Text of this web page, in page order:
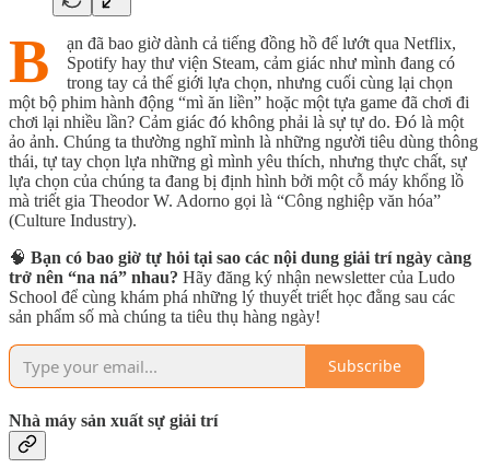
B
ạn đã bao giờ dành cả tiếng đồng hồ để lướt qua Netflix,
Spotify hay thư viện Steam, cảm giác như mình đang có
trong tay cả thế giới lựa chọn, nhưng cuối cùng lại chọn
một bộ phim hành động “mì ăn liền” hoặc một tựa game đã chơi đi
chơi lại nhiều lần? Cảm giác đó không phải là sự tự do. Đó là một
ảo ảnh. Chúng ta thường nghĩ mình là những người tiêu dùng thông
thái, tự tay chọn lựa những gì mình yêu thích, nhưng thực chất, sự
lựa chọn của chúng ta đang bị định hình bởi một cỗ máy khổng lồ
mà triết gia Theodor W. Adorno gọi là “Công nghiệp văn hóa”
(Culture Industry).
🧠 Bạn có bao giờ tự hỏi tại sao các nội dung giải trí ngày càng
trở nên “na ná” nhau? Hãy đăng ký nhận newsletter của Ludo
School để cùng khám phá những lý thuyết triết học đằng sau các
sản phẩm số mà chúng ta tiêu thụ hàng ngày!
Subscribe
Nhà máy sản xuất sự giải trí